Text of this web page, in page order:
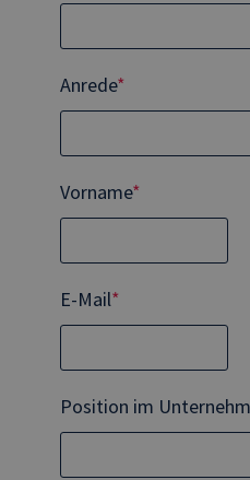
Anrede*
Vorname*
E-Mail*
Position im